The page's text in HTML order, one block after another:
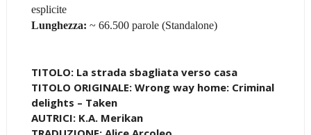
esplicite
Lunghezza: ~ 66.500 parole (Standalone)
TITOLO: La strada sbagliata verso casa
TITOLO ORIGINALE: Wrong way home: Criminal
delights – Taken
AUTRICI: K.A. Merikan